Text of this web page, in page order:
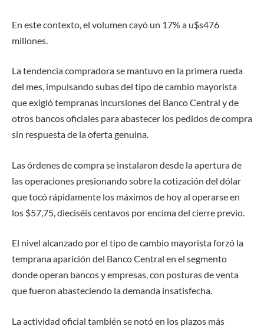
En este contexto, el volumen cayó un 17% a u$s476
millones.
La tendencia compradora se mantuvo en la primera rueda
del mes, impulsando subas del tipo de cambio mayorista
que exigió tempranas incursiones del Banco Central y de
otros bancos oficiales para abastecer los pedidos de compra
sin respuesta de la oferta genuina.
Las órdenes de compra se instalaron desde la apertura de
las operaciones presionando sobre la cotización del dólar
que tocó rápidamente los máximos de hoy al operarse en
los $57,75, dieciséis centavos por encima del cierre previo.
El nivel alcanzado por el tipo de cambio mayorista forzó la
temprana aparición del Banco Central en el segmento
donde operan bancos y empresas, con posturas de venta
que fueron abasteciendo la demanda insatisfecha.
La actividad oficial también se notó en los plazos más